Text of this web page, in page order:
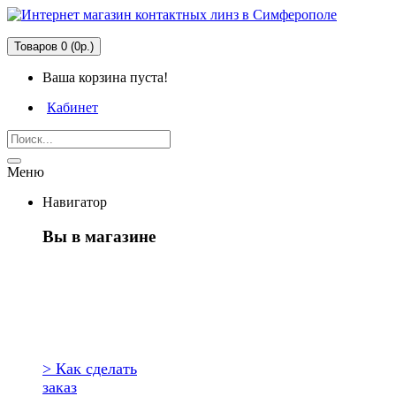
Товаров 0 (0р.)
Ваша корзина пуста!
Кабинет
Меню
Навигатор
Вы в магазине
> Как сделать
заказ